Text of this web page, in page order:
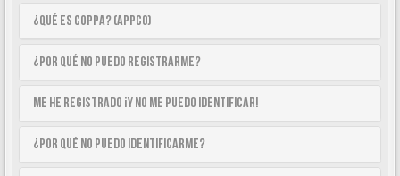
¿Qué es COPPA? (APPCO)
¿Por qué no puedo registrarme?
Me he registrado ¡y no me puedo identificar!
¿Por qué no puedo identificarme?